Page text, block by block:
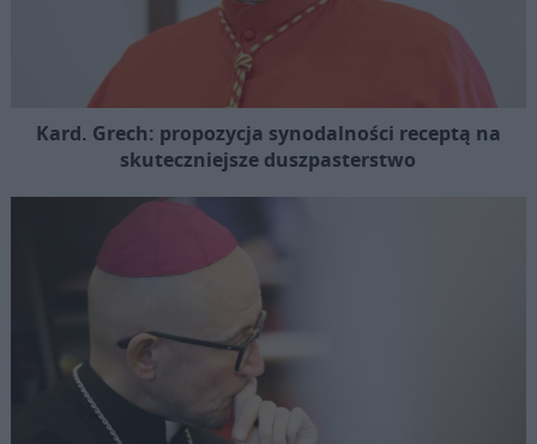
Kard. Grech: propozycja synodalności receptą na
skuteczniejsze duszpasterstwo